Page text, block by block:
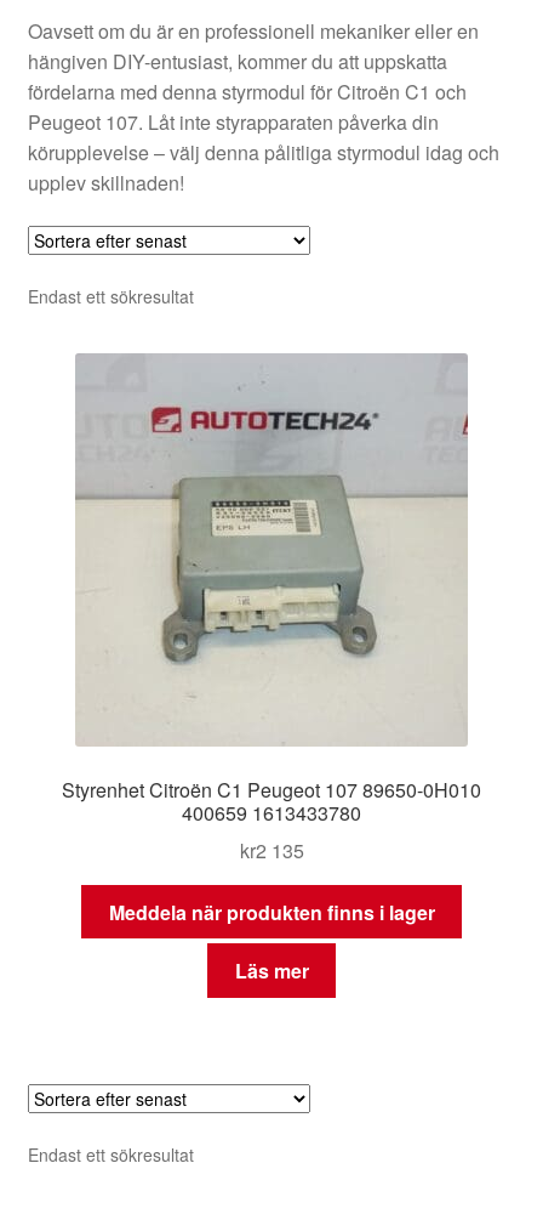
Villkor
Oavsett om du är en professionell mekaniker eller en
hängiven DIY-entusiast, kommer du att uppskatta
fördelarna med denna styrmodul för Citroën C1 och
Peugeot 107. Låt inte styrapparaten påverka din
körupplevelse – välj denna pålitliga styrmodul idag och
upplev skillnaden!
Endast ett sökresultat
Styrenhet Citroën C1 Peugeot 107 89650-0H010
400659 1613433780
kr2 135
Meddela när produkten finns i lager
Läs mer
Endast ett sökresultat